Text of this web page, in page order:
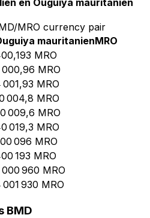
MRO currency pair
mauritanienMRO
MRO
000,96 MRO
001,93 MRO
004,8 MRO
009,6 MRO
019,3 MRO
096 MRO
193 MRO
000 960 MRO
001 930 MRO
BMD